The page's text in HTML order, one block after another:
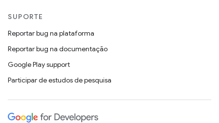
SUPORTE
Reportar bug na plataforma
Reportar bug na documentação
Google Play support
Participar de estudos de pesquisa